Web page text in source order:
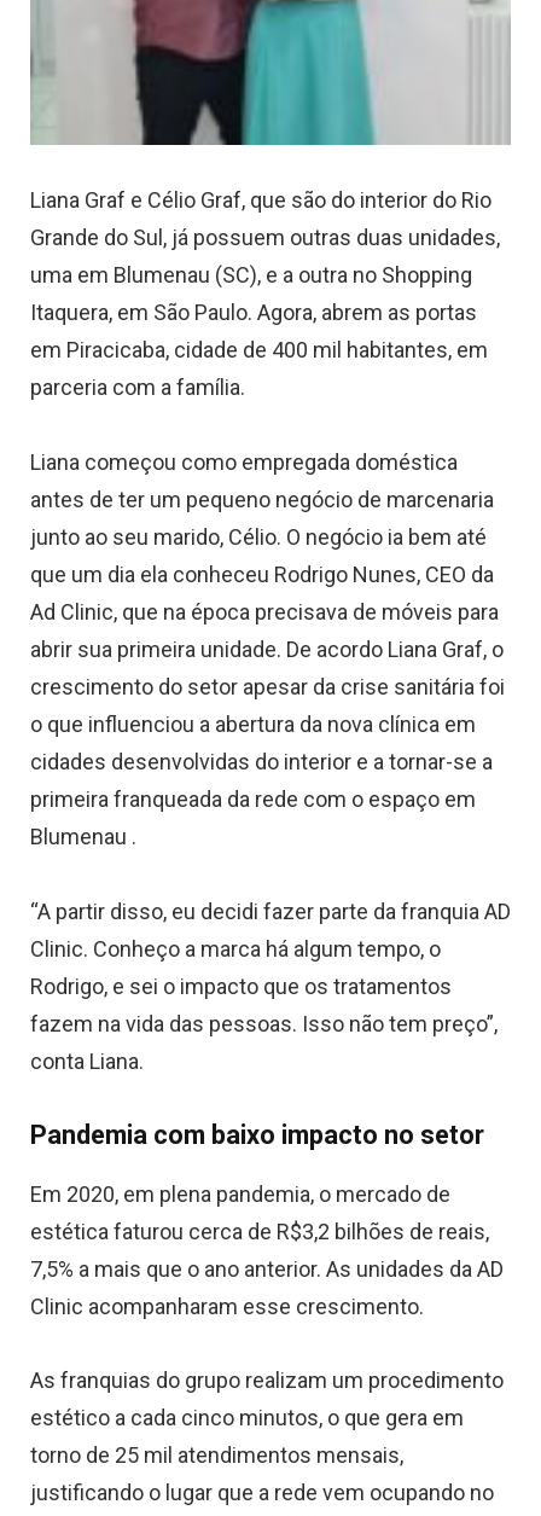
Liana Graf e Célio Graf, que são do interior do Rio
Grande do Sul, já possuem outras duas unidades,
uma em Blumenau (SC), e a outra no Shopping
Itaquera, em São Paulo. Agora, abrem as portas
em Piracicaba, cidade de 400 mil habitantes, em
parceria com a família.
Liana começou como empregada doméstica
antes de ter um pequeno negócio de marcenaria
junto ao seu marido, Célio. O negócio ia bem até
que um dia ela conheceu Rodrigo Nunes, CEO da
Ad Clinic, que na época precisava de móveis para
abrir sua primeira unidade. De acordo Liana Graf, o
crescimento do setor apesar da crise sanitária foi
o que influenciou a abertura da nova clínica em
cidades desenvolvidas do interior e a tornar-se a
primeira franqueada da rede com o espaço em
Blumenau .
“A partir disso, eu decidi fazer parte da franquia AD
Clinic. Conheço a marca há algum tempo, o
Rodrigo, e sei o impacto que os tratamentos
fazem na vida das pessoas. Isso não tem preço”,
conta Liana.
Pandemia com baixo impacto no setor
Em 2020, em plena pandemia, o mercado de
estética faturou cerca de R$3,2 bilhões de reais,
7,5% a mais que o ano anterior. As unidades da AD
Clinic acompanharam esse crescimento.
As franquias do grupo realizam um procedimento
estético a cada cinco minutos, o que gera em
torno de 25 mil atendimentos mensais,
justificando o lugar que a rede vem ocupando no